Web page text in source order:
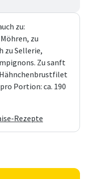
zu:
zu
zu Sellerie,
Zu sanft
Portion: ca. 190
Rezepte